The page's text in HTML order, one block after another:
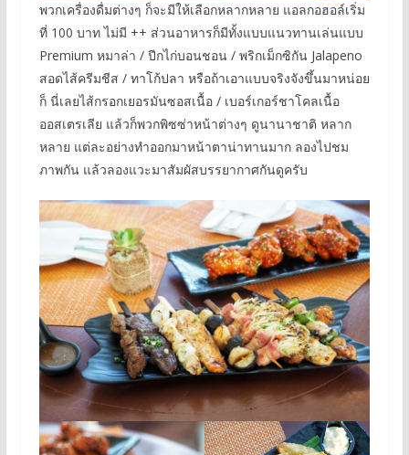
พวกเครื่องดื่มต่างๆ ก็จะมีให้เลือกหลากหลาย แอลกอฮอล์เริ่ม
ที่ 100 บาท ไม่มี ++ ส่วนอาหารก็มีทั้งแบบแนวทานเล่นแบบ
Premium หมาล่า / ปีกไก่บอนชอน / พริกเม็กซิกัน Jalapeno
สอดไส้ครีมชีส / ทาโก้ปลา หรือถ้าเอาแบบจริงจังขึ้นมาหน่อย
ก็ นี่เลยไส้กรอกเยอรมันซอสเนื้อ / เบอร์เกอร์ชาโคลเนื้อ
ออสเตรเลีย แล้วก็พวกพิซซ่าหน้าต่างๆ ดูนานาชาติ หลาก
หลาย แต่ละอย่างทำออกมาหน้าตาน่าทานมาก ลองไปชม
ภาพกัน แล้วลองแวะมาสัมผัสบรรยากาศกันดูครับ